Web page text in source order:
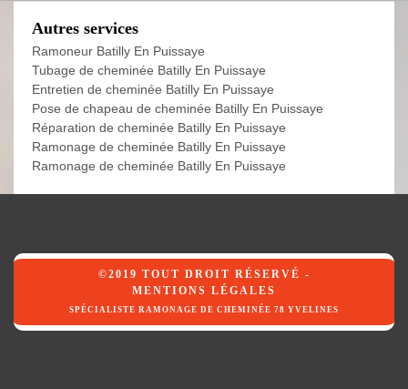
Autres services
Ramoneur Batilly En Puissaye
Tubage de cheminée Batilly En Puissaye
Entretien de cheminée Batilly En Puissaye
Pose de chapeau de cheminée Batilly En Puissaye
Réparation de cheminée Batilly En Puissaye
Ramonage de cheminée Batilly En Puissaye
Ramonage de cheminée Batilly En Puissaye
©2019 TOUT DROIT RÉSERVÉ -
MENTIONS LÉGALES
SPÉCIALISTE RAMONAGE DE CHEMINÉE 78 YVELINES